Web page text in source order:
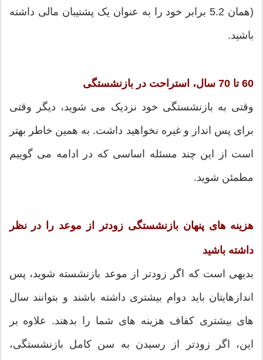
(همان 5.2 برابر خود را به عنوان یک پشتیبان مالی داشته
باشید.
60 تا 70 سال، استراحت در بازنشستگی
وقتی به بازنشستگی خود نزدیک می شوید، دیگر وقتی
برای پس انداز و غیره نخواهید داشت. به همین خاطر بهتر
است از این چند مسئله اساسی که در ادامه می گوییم
مطمئن شوید.
هزینه های پنهان بازنشستگی زودتر از موعد را در نظر
داشته باشید
بدیهی است که اگر زودتر از موعد بازنشسته شوید، پس
اندازهایتان باید دوام بیشتری داشته باشند و بتوانند سال
های بیشتری کفاف هزینه های شما را بدهند. علاوه بر
این، اگر زودتر از رسیدن به سن کامل بازنشستگی،